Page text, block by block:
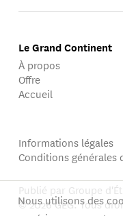
Le Grand Continent
À propos
Offre
Accueil
Informations légales
Conditions générales
Publié par Groupe
© 2026 GEG. Tous
Nous utilisons des